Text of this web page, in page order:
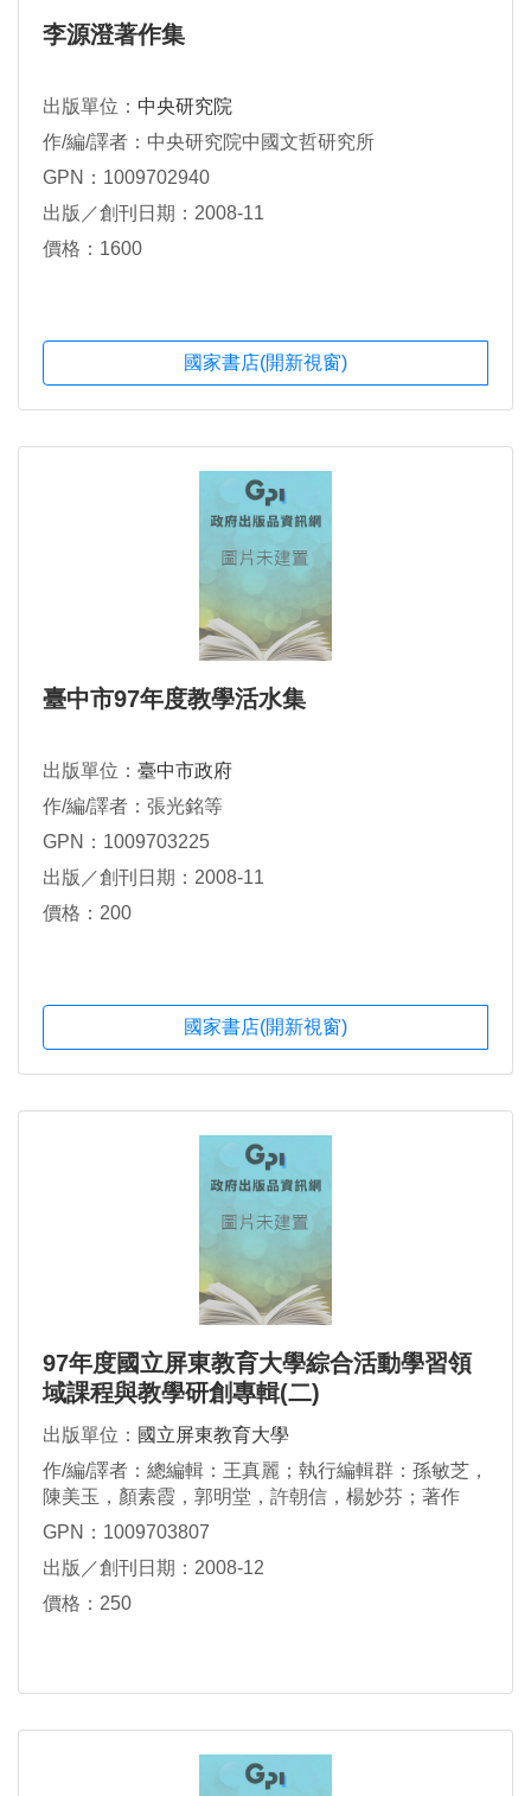
李源澄著作集
出版單位： 中央研究院
作/編/譯者：中央研究院中國文哲研究所
GPN：1009702940
出版／創刊日期：2008-11
價格：1600
國家書店(開新視窗)
臺中市97年度教學活水集
出版單位： 臺中市政府
作/編/譯者：張光銘等
GPN：1009703225
出版／創刊日期：2008-11
價格：200
國家書店(開新視窗)
97年度國立屏東教育大學綜合活動學習領
域課程與教學研創專輯(二)
出版單位： 國立屏東教育大學
作/編/譯者：總編輯：王真麗；執行編輯群：孫敏芝，
陳美玉，顏素霞，郭明堂，許朝信，楊妙芬；著作
群：方文慧等17位
GPN：1009703807
出版／創刊日期：2008-12
價格：250